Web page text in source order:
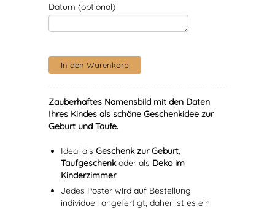
Datum (optional)
Zauberhaftes Namensbild mit den Daten
Ihres Kindes als schöne Geschenkidee zur
Geburt und Taufe.
Ideal als Geschenk zur Geburt,
Taufgeschenkoder als Deko im
Kinderzimmer.
Jedes Poster wird auf Bestellung
individuell angefertigt, daher ist es ein